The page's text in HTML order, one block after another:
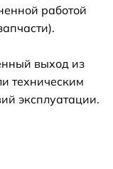
работой
выход из
техническим
эксплуатации.